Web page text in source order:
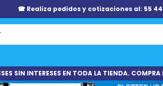
☎ Realiza pedidos y cotizaciones al: 55
SIN INTERESES EN TODA LA TIENDA.